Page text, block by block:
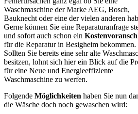
Waschmaschine der Marke AEG, Bosch,
Bauknecht oder eine der vielen anderen
Gerne können Sie eine Reparaturanfrage
und sofort auch schon ein
für die Reparatur in Besigheim bekommen.
Sollten Sie bereits eine sehr alte
besitzen, lohnt sich hier ein Blick auf die
für eine Neue und Energieeffiziente
Waschmaschine zu werfen.
Folgende Möglichkeiten haben Sie nun
die Wäsche doch noch gewaschen wird: